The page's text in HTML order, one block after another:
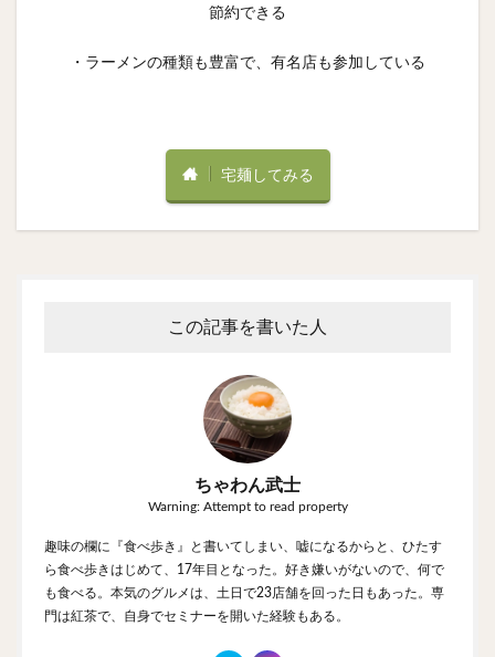
節約できる
・ラーメンの種類も豊富で、有名店も参加している
宅麺してみる
この記事を書いた人
ちゃわん武士
Warning: Attempt to read property
趣味の欄に『食べ歩き』と書いてしまい、嘘になるからと、ひたす
ら食べ歩きはじめて、17年目となった。好き嫌いがないので、何で
も食べる。本気のグルメは、土日で23店舗を回った日もあった。専
門は紅茶で、自身でセミナーを開いた経験もある。